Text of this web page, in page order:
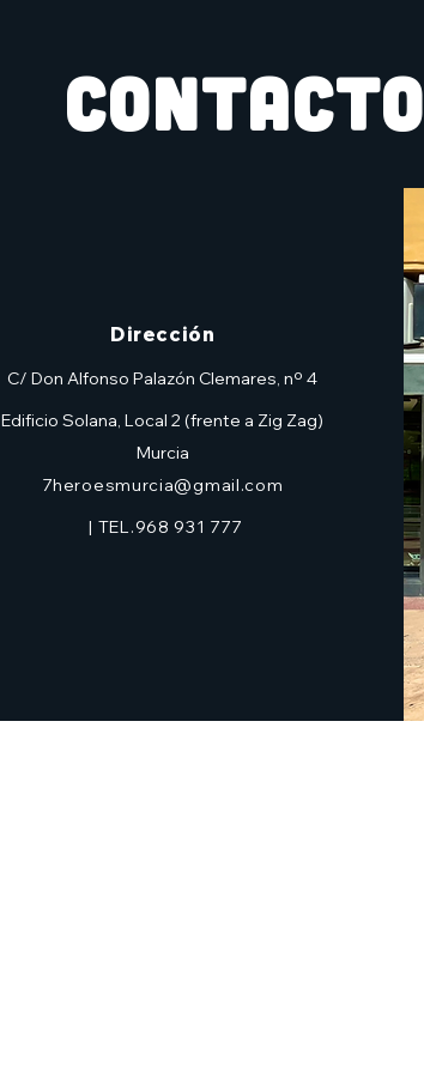
CONTACTO
Dirección
C/ Don Alfonso Palazón Clemares, nº 4
Edificio Solana, Local 2 (frente a Zig Zag)
Murcia
7heroesmurcia@gmail.com
| TEL.968 931 777